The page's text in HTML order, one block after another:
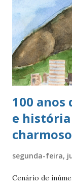
100 anos
e
segunda-feira,
Cenário de